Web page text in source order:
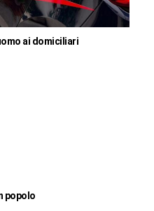
ai domiciliari
popolo